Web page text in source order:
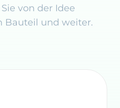
von der Idee
Bauteil und weiter.